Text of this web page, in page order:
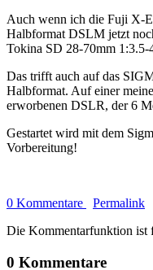
Auch wenn ich die Fuji X-
Halbformat DSLM jetzt
Tokina SD 28-70mm
Das trifft auch auf das
Halbformat. Auf einer
erworbenen DSLR, der 6
Gestartet wird mit dem
Vorbereitung!
0 Kommentare
Permalink
Die Kommentarfunktion ist
0 Kommentare